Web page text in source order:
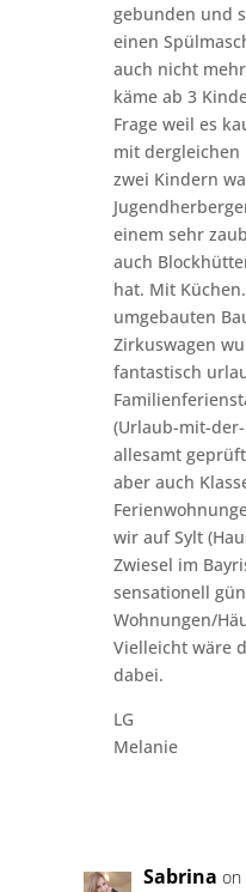
gebunden und
einen
auch nicht
käme ab 3
Frage weil es
mit dergleichen
zwei Kindern
einem sehr
auch
hat. Mit
umgebauten
Zirkuswagen
fantastisch
(Urlaub-mit-
allesamt
aber auch
wir auf Sylt
Zwiesel im
sensationell
Wohnungen/
Vielleicht wäre
dabei.
LG
Melanie
Sabrina on